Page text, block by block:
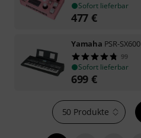
Sofort lieferbar
477 €
Yamaha PSR-SX600
99
Sofort lieferbar
699 €
50 Produkte